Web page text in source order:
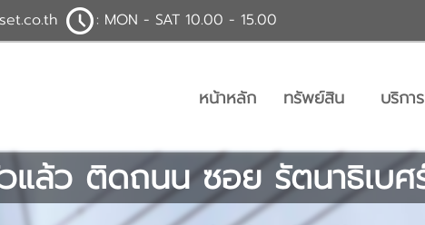
: MON - SAT 10.00 - 15.00
หน้าหลัก ทรัพย์สิน บริการ
แล้ว ติดถนน ซอย รัตนาธิเบ